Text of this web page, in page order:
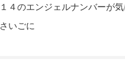
１４のエンジェルナンバーが
さいごに